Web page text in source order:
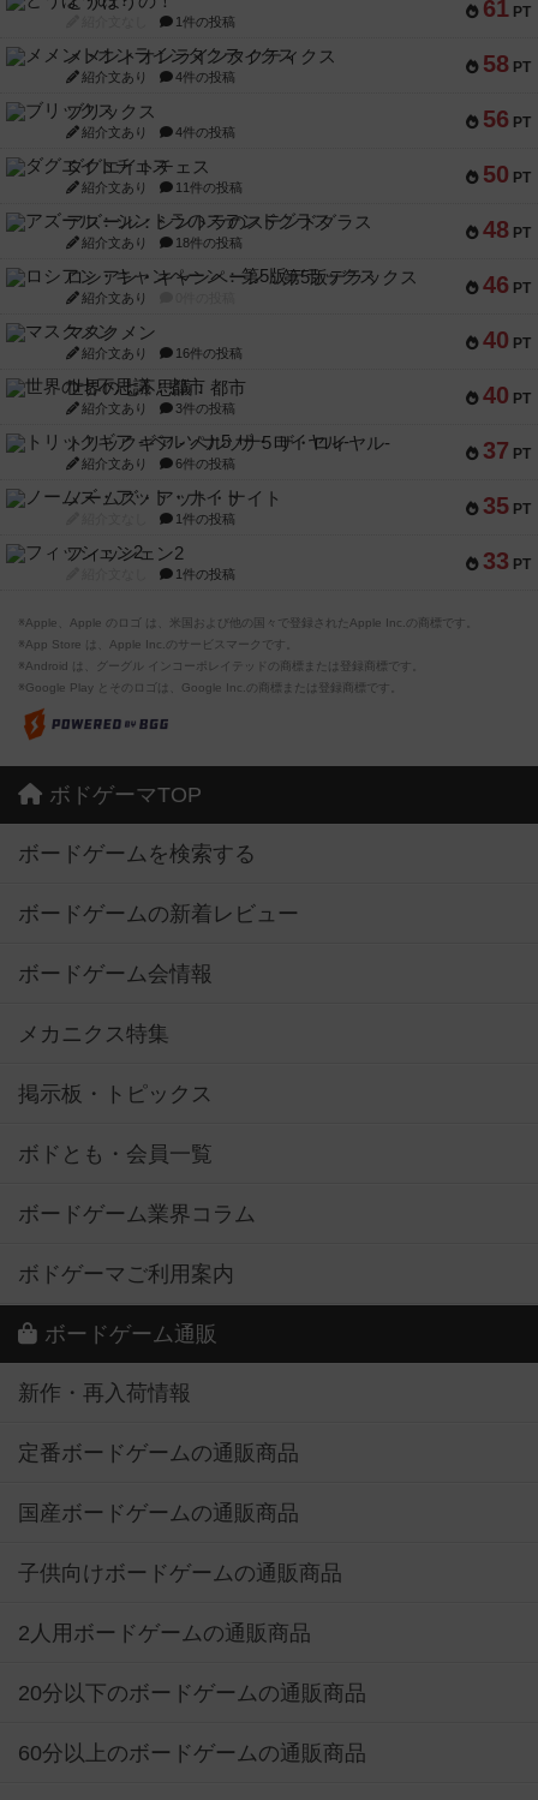
61 PT
1件の投稿
58 PT
メメントオンラインタクティクス
紹介文あり 4件の投稿
56 PT
ブリックス
紹介文あり 4件の投稿
50 PT
ダグエイトチェス
紹介文あり 11件の投稿
48 PT
アズール：シントラのステンドグラス
紹介文あり 18件の投稿
46 PT
ロシアン・キャンペーン：第5版デラックス
紹介文あり
40 PT
マスクメン
紹介文あり 16件の投稿
40 PT
世界の七不思議：都市
紹介文あり 3件の投稿
37 PT
トリックギア - ペルソナ5 ザ・ロイヤル-
紹介文あり 6件の投稿
35 PT
ノームズ・アット・ナイト
1件の投稿
33 PT
フィッシェン2
1件の投稿
※Apple、Apple のロゴ は、米国および他の国々で登録されたApple Inc.の商標です。
※App Store は、Apple Inc.のサービスマークです。
※Android は、グーグル インコーポレイテッドの商標または登録商標です。
※Google Play とそのロゴは、Google Inc.の商標または登録商標です。
ボドゲーマTOP
ボードゲームを検索する
ボードゲームの新着レビュー
ボードゲーム会情報
メカニクス特集
掲示板・トピックス
ボドとも・会員一覧
ボードゲーム業界コラム
ボドゲーマご利用案内
ボードゲーム通販
新作・再入荷情報
定番ボードゲームの通販商品
国産ボードゲームの通販商品
子供向けボードゲームの通販商品
2人用ボードゲームの通販商品
20分以下のボードゲームの通販商品
60分以上のボードゲームの通販商品